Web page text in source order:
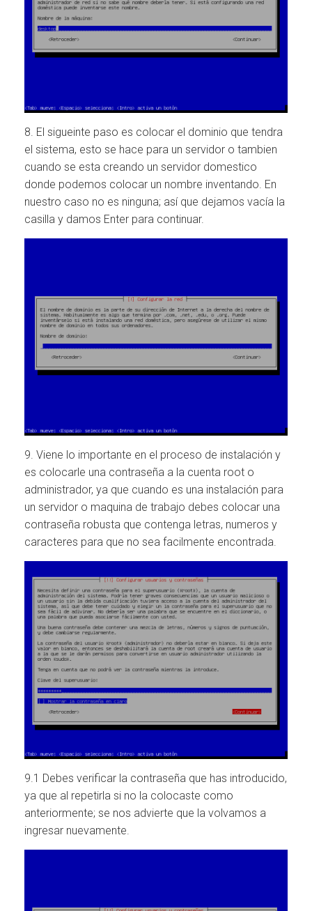
8. El sigueinte paso es colocar el dominio que tendra
el sistema, esto se hace para un servidor o tambien
cuando se esta creando un servidor domestico
donde podemos colocar un nombre inventando. En
nuestro caso no es ninguna; así que dejamos vacía la
casilla y damos Enter para continuar.
9. Viene lo importante en el proceso de instalación y
es colocarle una contraseña a la cuenta root o
administrador, ya que cuando es una instalación para
un servidor o maquina de trabajo debes colocar una
contraseña robusta que contenga letras, numeros y
caracteres para que no sea facilmente encontrada.
9.1 Debes verificar la contraseña que has introducido,
ya que al repetirla si no la colocaste como
anteriormente; se nos advierte que la volvamos a
ingresar nuevamente.